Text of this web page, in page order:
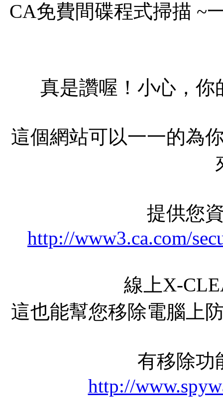
CA免費間碟程式掃描 ~
真是讚喔！小心，
這個網站可以一一的為
提供您
http://www3.ca.com/
線上X-
這也能幫您移除電腦上
有移除功
http://